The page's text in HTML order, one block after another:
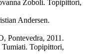
Zoboli. Topipittori,
Andersen.
Pontevedra, 2011.
Tumiati. Topipittori,